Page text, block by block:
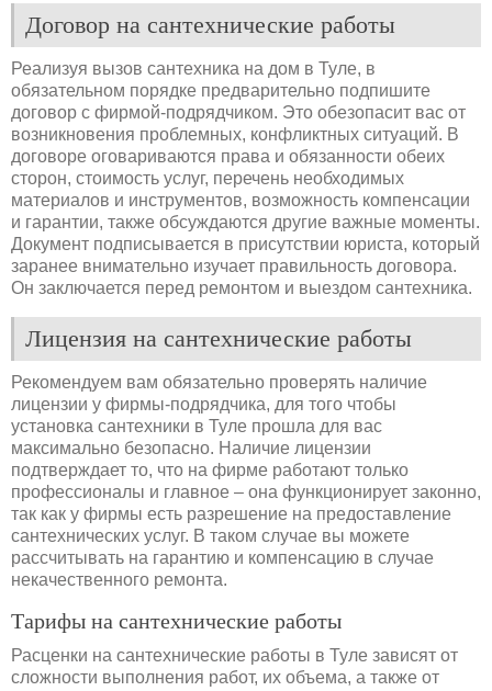
Договор на сантехнические работы
Реализуя вызов сантехника на дом в Туле, в
обязательном порядке предварительно подпишите
договор с фирмой-подрядчиком. Это обезопасит вас от
возникновения проблемных, конфликтных ситуаций. В
договоре оговариваются права и обязанности обеих
сторон, стоимость услуг, перечень необходимых
материалов и инструментов, возможность компенсации
и гарантии, также обсуждаются другие важные моменты.
Документ подписывается в присутствии юриста, который
заранее внимательно изучает правильность договора.
Он заключается перед ремонтом и выездом сантехника.
Лицензия на сантехнические работы
Рекомендуем вам обязательно проверять наличие
лицензии у фирмы-подрядчика, для того чтобы
установка сантехники в Туле прошла для вас
максимально безопасно. Наличие лицензии
подтверждает то, что на фирме работают только
профессионалы и главное – она функционирует законно,
так как у фирмы есть разрешение на предоставление
сантехнических услуг. В таком случае вы можете
рассчитывать на гарантию и компенсацию в случае
некачественного ремонта.
Тарифы на сантехнические работы
Расценки на сантехнические работы в Туле зависят от
сложности выполнения работ, их объема, а также от